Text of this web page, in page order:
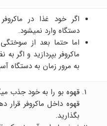
اگر خود غذا در
دستگاه وارد نمیشود.
اما حتما بعد از
ماکروفر بپردازید و اگر
به مرور زمان به دستگاه
قهوه بو را به خود جذب
قهوه داخل ماکروفر قرار
بگذارید.